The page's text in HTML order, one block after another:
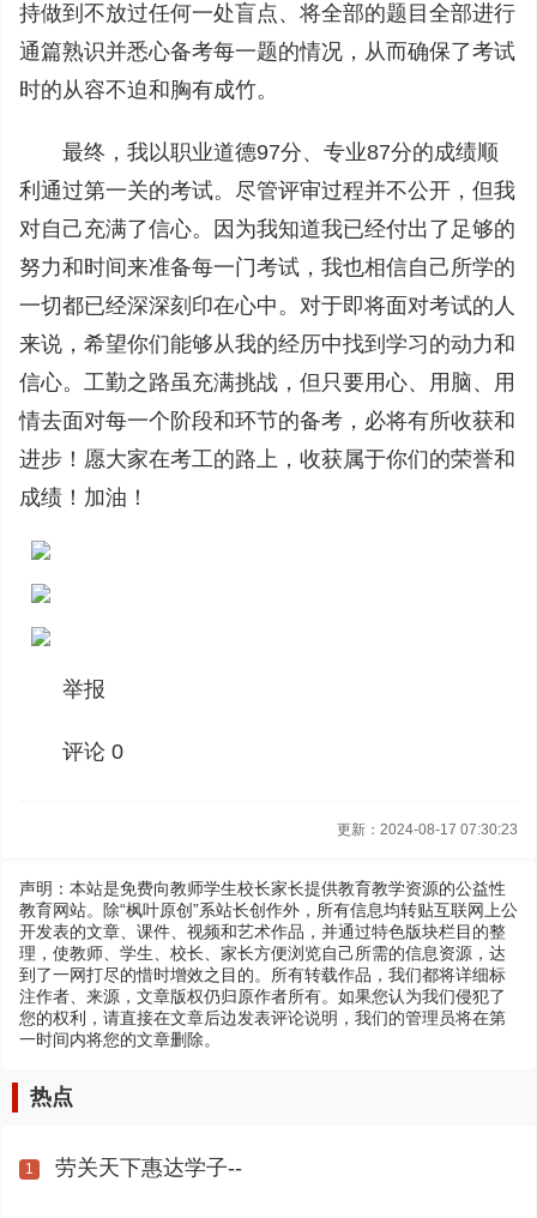
持做到不放过任何一处盲点、将全部的题目全部进行
通篇熟识并悉心备考每一题的情况，从而确保了考试
时的从容不迫和胸有成竹。
最终，我以职业道德97分、专业87分的成绩顺
利通过第一关的考试。尽管评审过程并不公开，但我
对自己充满了信心。因为我知道我已经付出了足够的
努力和时间来准备每一门考试，我也相信自己所学的
一切都已经深深刻印在心中。对于即将面对考试的人
来说，希望你们能够从我的经历中找到学习的动力和
信心。工勤之路虽充满挑战，但只要用心、用脑、用
情去面对每一个阶段和环节的备考，必将有所收获和
进步！愿大家在考工的路上，收获属于你们的荣誉和
成绩！加油！
举报
评论 0
更新：2024-08-17 07:30:23
声明：本站是免费向教师学生校长家长提供教育教学资源的公益性
教育网站。除“枫叶原创”系站长创作外，所有信息均转贴互联网上公
开发表的文章、课件、视频和艺术作品，并通过特色版块栏目的整
理，使教师、学生、校长、家长方便浏览自己所需的信息资源，达
到了一网打尽的惜时增效之目的。所有转载作品，我们都将详细标
注作者、来源，文章版权仍归原作者所有。如果您认为我们侵犯了
您的权利，请直接在文章后边发表评论说明，我们的管理员将在第
一时间内将您的文章删除。
热点
1 劳关天下惠达学子--